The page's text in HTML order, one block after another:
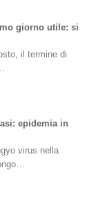
giorno utile: si
il termine di
epidemia in
virus nella